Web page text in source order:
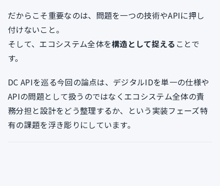
だからこそ重要なのは、問題を一つの技術やAPIに押し
付けないこと。
そして、エコシステム全体を構造として捉える ことで
す。
DC APIを巡る今回の論点は、デジタルIDを単一の仕様や
APIの問題として扱うのではなくエコシステム全体の責
務分担と設計をどう整理するか、という実装フェーズ特
有の課題を浮き彫りにしています。